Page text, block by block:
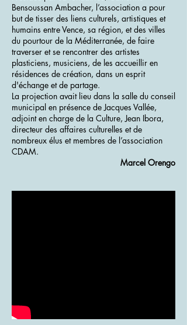
Bensoussan Ambacher, l’association a pour
but de tisser des liens culturels, artistiques et
humains entre Vence, sa région, et des villes
du pourtour de la Méditerranée, de faire
traverser et se rencontrer des artistes
plasticiens, musiciens, de les accueillir en
résidences de création, dans un esprit
d'échange et de partage.
La projection avait lieu dans la salle du conseil
municipal en présence de Jacques Vallée,
adjoint en charge de la Culture, Jean Ibora,
directeur des affaires culturelles et de
nombreux élus et membres de l’association
CDAM.
Marcel Orengo